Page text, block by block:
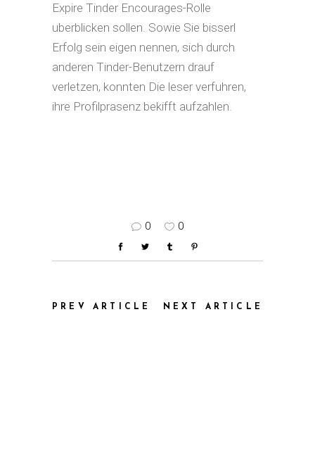
Expire Tinder Encourages-Rolle
uberblicken sollen. Sowie Sie bisserl
Erfolg sein eigen nennen, sich durch
anderen Tinder-Benutzern drauf
verletzen, konnten Die leser verfuhren,
ihre Profilprasenz bekifft aufzahlen.
0 0
PREV ARTICLE NEXT ARTICLE